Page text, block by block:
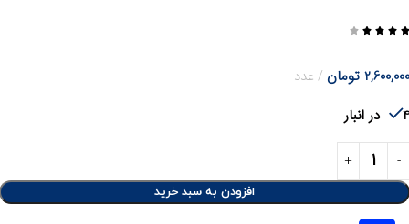




تومان
عدد
افزودن به سبد خرید